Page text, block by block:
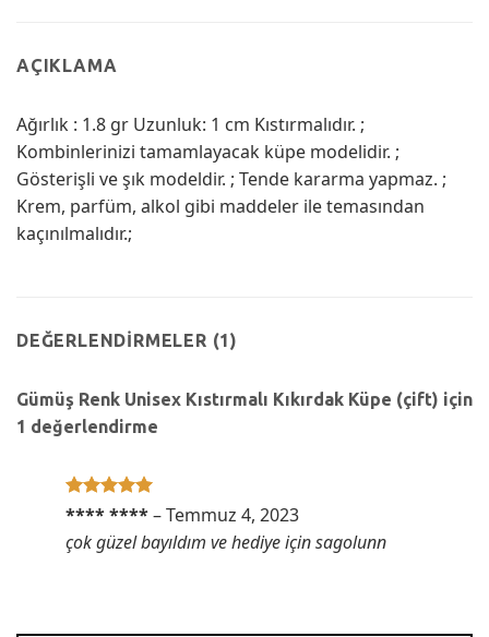
AÇIKLAMA
Ağırlık : 1.8 gr Uzunluk: 1 cm Kıstırmalıdır. ;
Kombinlerinizi tamamlayacak küpe modelidir. ;
Gösterişli ve şık modeldir. ; Tende kararma yapmaz. ;
Krem, parfüm, alkol gibi maddeler ile temasından
kaçınılmalıdır.;
DEĞERLENDIRMELER (1)
Gümüş Renk Unisex Kıstırmalı Kıkırdak Küpe (çift) için
1 değerlendirme
5 üzerinden
**** ****–Temmuz 4, 2023
çok güzel bayıldım ve hediye için sagolunn